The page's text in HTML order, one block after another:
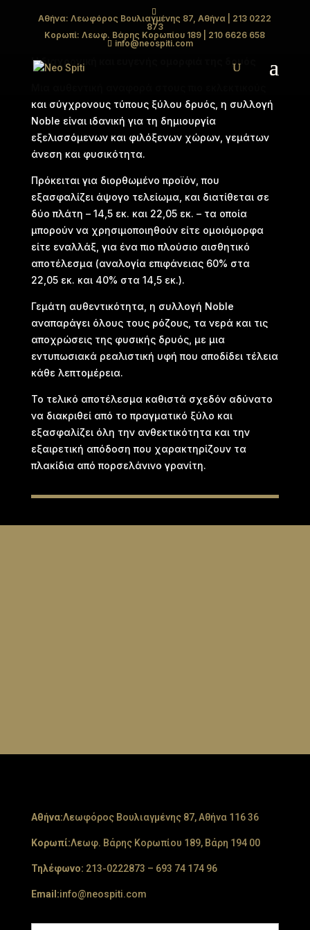
Αθήνα: Λεωφόρος Βουλιαγμένης 87, Αθήνα | 213 0222
873
Κορωπί: Λεωφ. Βάρης Κορωπίου 189 | 210 6626 658
info@neospiti.com
NOBLE
Η διαχρονική και ευγενής ομορφιά της δρυός
και σύγχρονους τύπους ξύλου δρυός, η συλλογή
Noble είναι ιδανική για τη δημιουργία
εξελισσόμενων και φιλόξενων χώρων, γεμάτων
άνεση και φυσικότητα.
Πρόκειται για διορθωμένο προϊόν, που
εξασφαλίζει άψογο τελείωμα, και διατίθεται σε
δύο πλάτη – 14,5 εκ. και 22,05 εκ. – τα οποία
μπορούν να χρησιμοποιηθούν είτε ομοιόμορφα
είτε εναλλάξ, για ένα πιο πλούσιο αισθητικό
αποτέλεσμα (αναλογία επιφάνειας 60% στα
22,05 εκ. και 40% στα 14,5 εκ.).
Γεμάτη αυθεντικότητα, η συλλογή Noble
αναπαράγει όλους τους ρόζους, τα νερά και τις
αποχρώσεις της φυσικής δρυός, με μια
εντυπωσιακά ρεαλιστική υφή που αποδίδει τέλεια
κάθε λεπτομέρεια.
Το τελικό αποτέλεσμα καθιστά σχεδόν αδύνατο
να διακριθεί από το πραγματικό ξύλο και
εξασφαλίζει όλη την ανθεκτικότητα και την
εξαιρετική απόδοση που χαρακτηρίζουν τα
πλακίδια από πορσελάνινο γρανίτη.
Aθήνα:Λεωφόρος Βουλιαγμένης 87, Αθήνα 116 36
Κορωπί:Λεωφ. Βάρης Κορωπίου 189, Βάρη 194 00
Τηλέφωνο: 213-0222873 – 693 74 174 96
Email:info@neospiti.com